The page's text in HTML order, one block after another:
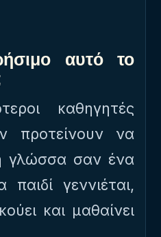
αυτό το
καθηγητές
προτείνουν να
γλώσσα σαν ένα
γεννιέται,
και μαθαίνει